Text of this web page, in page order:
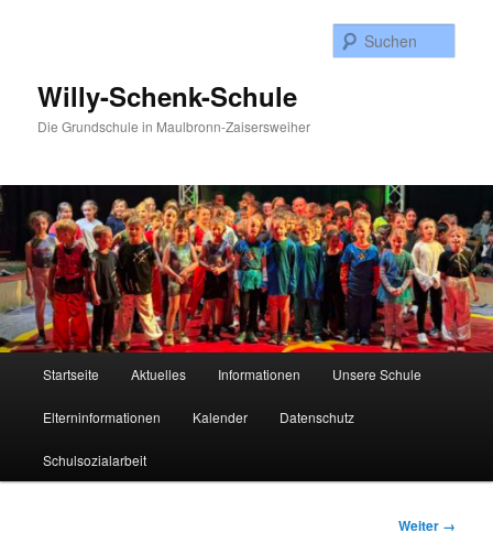
Willy-Schenk-Schule
Die Grundschule in Maulbronn-Zaisersweiher
Startseite Aktuelles Informationen Unsere Schule
Elterninformationen Kalender Datenschutz
Schulsozialarbeit
Weiter →